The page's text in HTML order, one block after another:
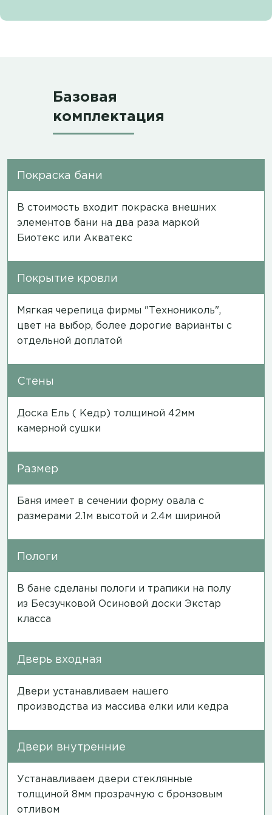
Базовая
комплектация
Покраска бани
В стоимость входит покраска внешних
элементов бани на два раза маркой
Биотекс или Акватекс
Покрытие кровли
Мягкая черепица фирмы "Технониколь",
цвет на выбор, более дорогие варианты с
отдельной доплатой
Стены
Доска Ель ( Кедр) толщиной 42мм
камерной сушки
Размер
Баня имеет в сечении форму овала с
размерами 2.1м высотой и 2.4м шириной
Пологи
В бане сделаны пологи и трапики на полу
из Бесзучковой Осиновой доски Экстар
класса
Дверь входная
Двери устанавливаем нашего
производства из массива елки или кедра
Двери внутренние
Устанавливаем двери стеклянные
толщиной 8мм прозрачную с бронзовым
отливом